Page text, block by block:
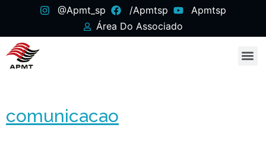
@apmt_sp /apmtsp
Apmtsp
Área Do Associado
comunicacao